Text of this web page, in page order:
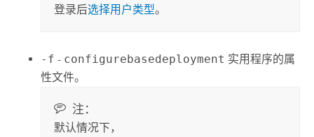
登录后选择用户类型。
-f - configurebasedeployment 实用程序的属
性文件。
注：
默认情况下，